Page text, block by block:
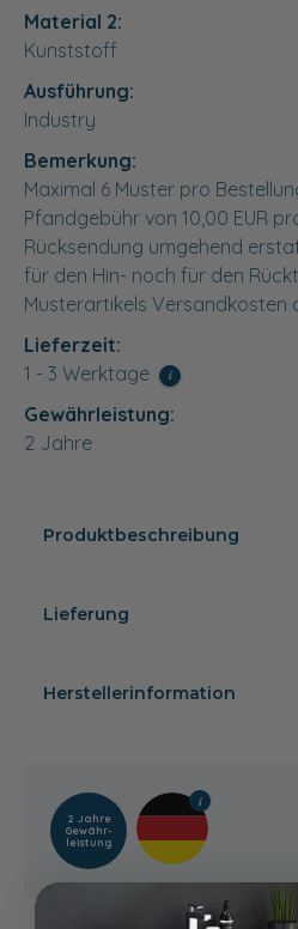
Material 2:
Kunststoff
Ausführung:
Industry
Bemerkung:
Maximal 6 Muster pro
Pfandgebühr von 10,00 EUR
Rücksendung umgehend
für den Hin- noch für den
Musterartikels Versandkosten
Lieferzeit:
1 - 3 Werktage
i
Gewährleistung:
2 Jahre
Produktbeschreibung
Lieferung
Herstellerinformation
2 Jahre
Gewähr­
leistung